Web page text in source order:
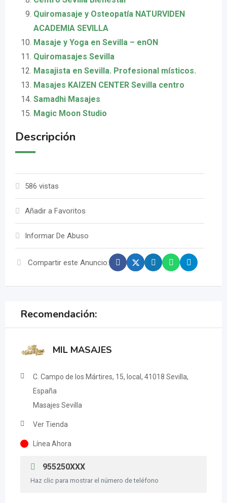
Quiromasaje y Osteopatía NATURVIDEN
ACADEMIA SEVILLA
Masaje y Yoga en Sevilla – enON
Quiromasajes Sevilla
Masajista en Sevilla. Profesional místicos.
Masajes KAIZEN CENTER Sevilla centro
Samadhi Masajes
Magic Moon Studio
Descripción
586 vistas
Añadir a Favoritos
Informar De Abuso
Compartir este Anuncio:
Recomendación:
MIL MASAJES
C. Campo de los Mártires, 15, local, 41018 Sevilla,
España
Masajes Sevilla
Ver Tienda
Línea Ahora
955250XXX
Haz clic para mostrar el número de teléfono